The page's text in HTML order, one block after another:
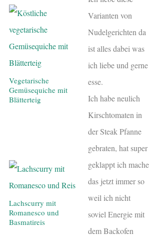
Vegetarische
Gemüsequiche mit
Blätterteig
Lachscurry mit
Romanesco und
Basmatireis
Varianten von
Nudelgerichten da
ist alles dabei was
ich liebe und gerne
esse.
Ich habe neulich
Kirschtomaten in
der Steak Pfanne
gebraten, hat super
geklappt ich mache
das jetzt immer so
weil ich nicht
soviel Energie mit
dem Backofen